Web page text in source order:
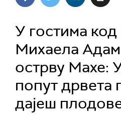
У гостима
Михаела
острву Махе:
попут дрвета
дајеш